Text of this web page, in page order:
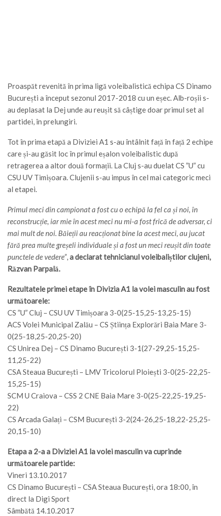
Proaspăt revenită în prima ligă voleibalistică echipa CS Dinamo
București a început sezonul 2017-2018 cu un eșec. Alb-roșii s-
au deplasat la Dej unde au reușit să câștige doar primul set al
partidei, în prelungiri.
Tot în prima etapă a Diviziei A1 s-au întâlnit față în față 2 echipe
care și-au găsit loc în primul eșalon voleibalistic după
retragerea a altor două formații. La Cluj s-au duelat CS ”U” cu
CSU UV Timișoara. Clujenii s-au impus în cel mai categoric meci
al etapei.
Primul meci din campionat a fost cu o echipă la fel ca și noi, în
reconstrucție, iar mie în acest meci nu mi-a fost frică de adversar, ci
mai mult de noi. Băieții au reacționat bine la acest meci, au jucat
fără prea multe greșeli individuale și a fost un meci reușit din toate
punctele de vedere”,a declarat tehnicianul voleibaliștilor clujeni,
Răzvan Parpală.
Rezultatele primei etape în Divizia A1 la volei masculin au fost
următoarele:
CS ”U” Cluj – CSU UV Timișoara 3-0(25-15,25-13,25-15)
ACS Volei Municipal Zalău – CS Știința Explorări Baia Mare 3-
0(25-18,25-20,25-20)
CS Unirea Dej – CS Dinamo București 3-1(27-29,25-15,25-
11,25-22)
CSA Steaua București – LMV Tricolorul Ploiești 3-0(25-22,25-
15,25-15)
SCM U Craiova – CSS 2 CNE Baia Mare 3-0(25-22,25-19,25-
22)
CS Arcada Galați – CSM București 3-2(24-26,25-18,22-25,25-
20,15-10)
Etapa a 2-a a Diviziei A1 la volei masculin va cuprinde
următoarele partide:
Vineri 13.10.2017
CS Dinamo București – CSA Steaua București, ora 18:00, în
direct la Digi Sport
Sâmbătă 14.10.2017